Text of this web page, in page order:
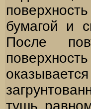
бумагой и
После
тушь